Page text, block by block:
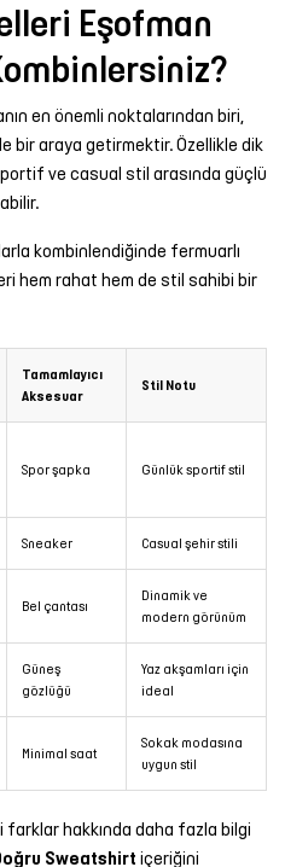
Eşofman
en önemli noktalarından biri,
bir araya getirmektir. Özellikle dik
ve casual stil arasında güçlü
kombinlendiğinde fermuarlı
hem rahat hem de stil sahibi bir
Tamamlayıcı
Aksesuar
Stil Notu
Spor şapka Günlük sportif stil
Sneaker Casual şehir stili
Bel çantası
Dinamik ve
modern görünüm
Güneş
gözlüğü
Yaz akşamları için
ideal
Minimal saat
Sokak modasına
uygun stil
hakkında daha fazla bilgi
Sweatshirt içeriğini